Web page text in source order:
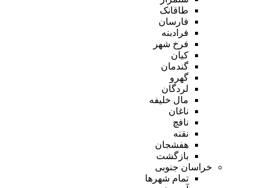
طاقانک
فارسان
فرادبنه
فرخ شهر
کیان
گندمان
گهرو
لردگان
مال خلیفه
ناغان
نافچ
نقنه
هفشجان
بازگشت
خراسان جنوبی
تمام شهر‌ها